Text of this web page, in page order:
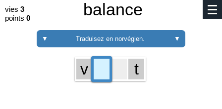
vies 3
points 0 balance
▼ Traduisez en norvégien. ▼